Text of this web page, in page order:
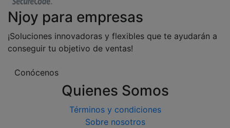
Njoy para empresas
¡Soluciones innovadoras y flexibles que te ayudarán a
conseguir tu objetivo de ventas!
Conócenos
Quienes Somos
Términos y condiciones
Sobre nosotros